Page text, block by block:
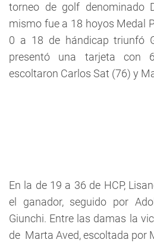
torneo de golf denominado
mismo fue a 18 hoyos Medal
0 a 18 de hándicap triunfó
presentó una tarjeta con
escoltaron Carlos Sat (76) y
En la de 19 a 36 de HCP,
el ganador, seguido por
Giunchi. Entre las damas la
de Marta Aved, escoltada por